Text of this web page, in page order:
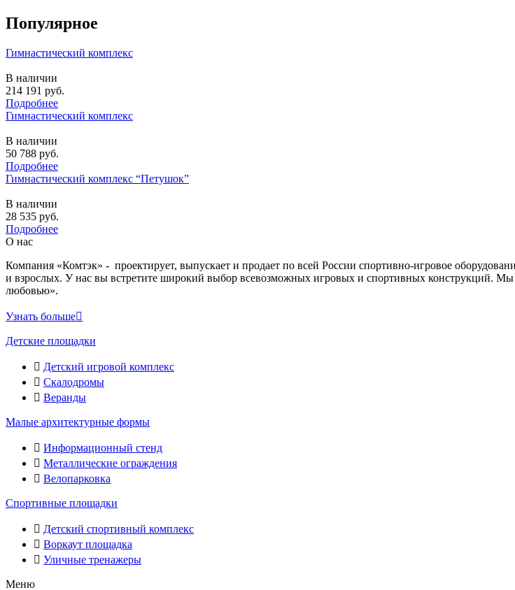
Популярное
Гимнастический комплекс
В наличии
214 191 руб.
Подробнее
Гимнастический комплекс
В наличии
50 788 руб.
Подробнее
Гимнастический комплекс “Петушок”
В наличии
28 535 руб.
Подробнее
О нас
Компания «Комтэк» - проектирует, выпускает и продает по всей России спортивно-игровое
и взрослых. У нас вы встретите широкий выбор всевозможных игровых и спортивных конструкций.
любовью».
Узнать больше
Детские площадки
Детский игровой комплекс
Скалодромы
Веранды
Малые архитектурные формы
Информационный стенд
Металлические ограждения
Велопарковка
Спортивные площадки
Детский спортивный комплекс
Воркаут площадка
Уличные тренажеры
Меню